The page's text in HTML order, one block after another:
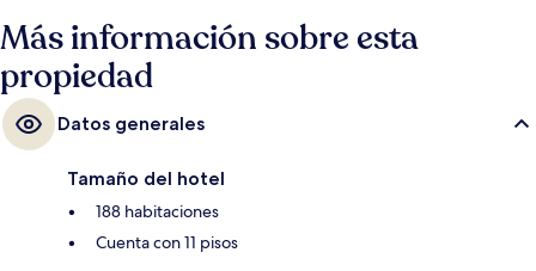
Más información sobre esta
propiedad
Datos generales
Tamaño del hotel
188 habitaciones
Cuenta con 11 pisos